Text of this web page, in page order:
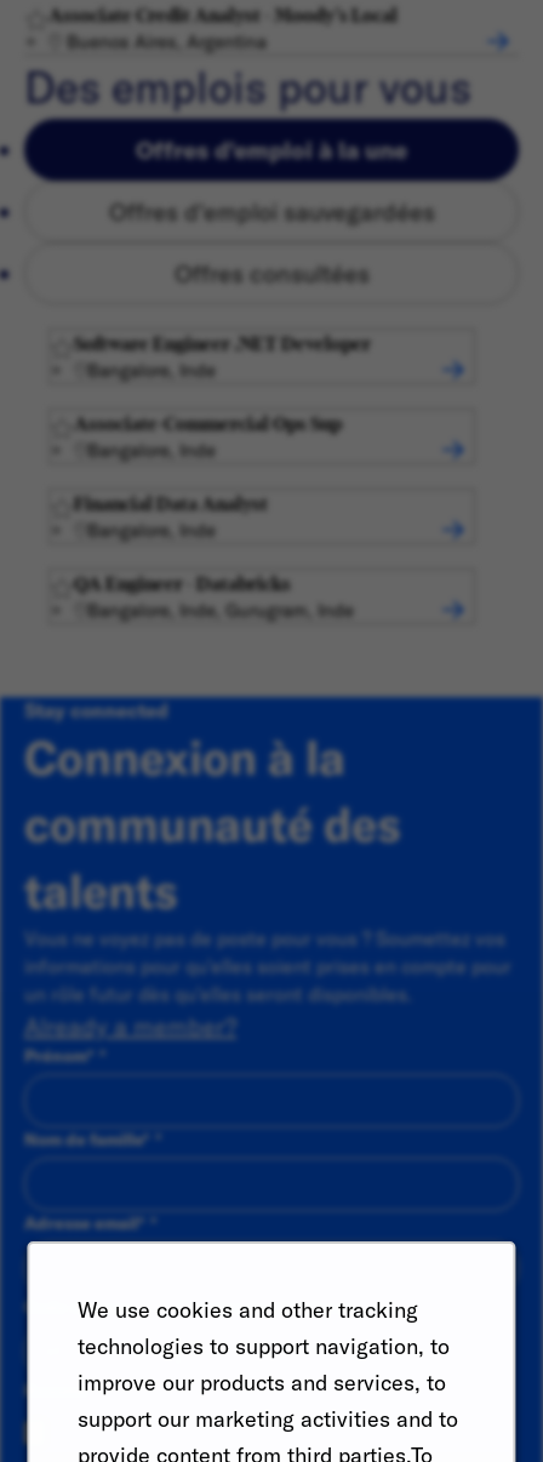
We use cookies and other tracking
technologies to support navigation, to
improve our products and services, to
support our marketing activities and to
provide content from third parties.To
Associate Credit Analyst - Moody's Local
Buenos Aires, Argentina
Des emplois pour vous
Offres d'emploi à la une
Offres d'emploi sauvegardées
Offres consultées
Software Engineer .NET Developer
Bangalore, Inde
Associate-Commercial Ops Sup
Bangalore, Inde
Financial Data Analyst
Bangalore, Inde
QA Engineer - Databricks
Bangalore, Inde, Gurugram, Inde
Stay connected
Connexion à la
communauté des
talents
Vous ne voyez pas de poste pour vous ? Soumettez vos
informations pour qu'elles soient prises en compte pour
un rôle futur dès qu'elles seront disponibles.
Already a member?
Prénom*
Nom de famille*
Adresse email*
Code du pays Numéro de téléphone
Resume